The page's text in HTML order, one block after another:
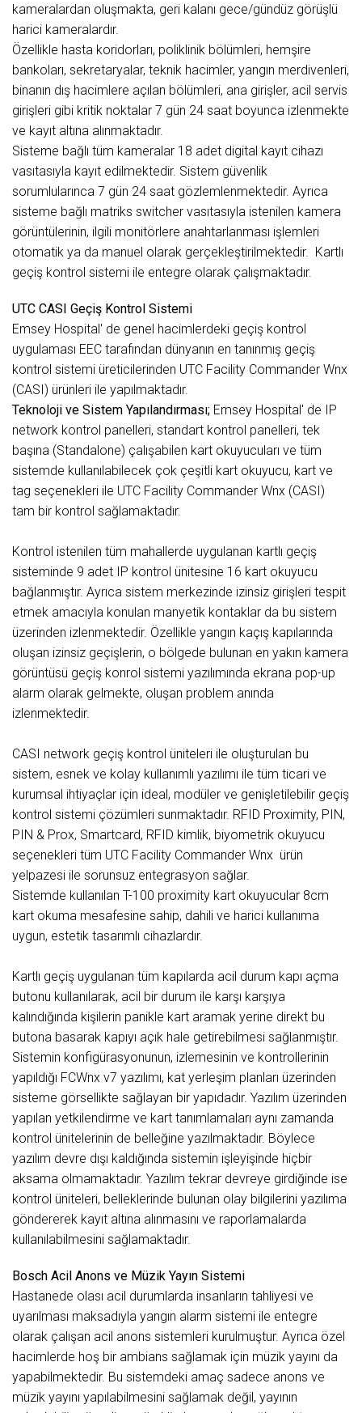
kameralardan oluşmakta, geri kalanı gece/gündüz görüşlü
harici kameralardır.
Özellikle hasta koridorları, poliklinik bölümleri, hemşire
bankoları, sekretaryalar, teknik hacimler, yangın merdivenleri,
binanın dış hacimlere açılan bölümleri, ana girişler, acil servis
girişleri gibi kritik noktalar 7 gün 24 saat boyunca izlenmekte
ve kayıt altına alınmaktadır.
Sisteme bağlı tüm kameralar 18 adet digital kayıt cihazı
vasıtasıyla kayıt edilmektedir. Sistem güvenlik
sorumlularınca 7 gün 24 saat gözlemlenmektedir. Ayrıca
sisteme bağlı matriks switcher vasıtasıyla istenilen kamera
görüntülerinin, ilgili monitörlere anahtarlanması işlemleri
otomatik ya da manuel olarak gerçekleştirilmektedir. Kartlı
geçiş kontrol sistemi ile entegre olarak çalışmaktadır.
UTC CASI Geçiş Kontrol Sistemi
Emsey Hospital' de genel hacimlerdeki geçiş kontrol
uygulaması EEC tarafından dünyanın en tanınmış geçiş
kontrol sistemi üreticilerinden UTC Facility Commander Wnx
(CASI) ürünleri ile yapılmaktadır.
Teknoloji ve Sistem Yapılandırması; Emsey Hospital' de IP
network kontrol panelleri, standart kontrol panelleri, tek
başına (Standalone) çalışabilen kart okuyucuları ve tüm
sistemde kullanılabilecek çok çeşitli kart okuyucu, kart ve
tag seçenekleri ile UTC Facility Commander Wnx (CASI)
tam bir kontrol sağlamaktadır.
Kontrol istenilen tüm mahallerde uygulanan kartlı geçiş
sisteminde 9 adet IP kontrol ünitesine 16 kart okuyucu
bağlanmıştır. Ayrıca sistem merkezinde izinsiz girişleri tespit
etmek amacıyla konulan manyetik kontaklar da bu sistem
üzerinden izlenmektedir. Özellikle yangın kaçış kapılarında
oluşan izinsiz geçişlerin, o bölgede bulunan en yakın kamera
görüntüsü geçiş konrol sistemi yazılımında ekrana pop-up
alarm olarak gelmekte, oluşan problem anında
izlenmektedir.
CASI network geçiş kontrol üniteleri ile oluşturulan bu
sistem, esnek ve kolay kullanımlı yazılımı ile tüm ticari ve
kurumsal ihtiyaçlar için ideal, modüler ve genişletilebilir geçiş
kontrol sistemi çözümleri sunmaktadır. RFID Proximity, PIN,
PIN & Prox, Smartcard, RFID kimlik, biyometrik okuyucu
seçenekleri tüm UTC Facility Commander Wnx ürün
yelpazesi ile sorunsuz entegrasyon sağlar.
Sistemde kullanılan T-100 proximity kart okuyucular 8cm
kart okuma mesafesine sahip, dahili ve harici kullanıma
uygun, estetik tasarımlı cihazlardır.
Kartlı geçiş uygulanan tüm kapılarda acil durum kapı açma
butonu kullanılarak, acil bir durum ile karşı karşıya
kalındığında kişilerin panikle kart aramak yerine direkt bu
butona basarak kapıyı açık hale getirebilmesi sağlanmıştır.
Sistemin konfigürasyonunun, izlemesinin ve kontrollerinin
yapıldığı FCWnx v7 yazılımı, kat yerleşim planları üzerinden
sisteme görsellikte sağlayan bir yapıdadır. Yazılım üzerinden
yapılan yetkilendirme ve kart tanımlamaları aynı zamanda
kontrol ünitelerinin de belleğine yazılmaktadır. Böylece
yazılım devre dışı kaldığında sistemin işleyişinde hiçbir
aksama olmamaktadır. Yazılım tekrar devreye girdiğinde ise
kontrol üniteleri, belleklerinde bulunan olay bilgilerini yazılıma
göndererek kayıt altına alınmasını ve raporlamalarda
kullanılabilmesini sağlamaktadır.
Bosch Acil Anons ve Müzik Yayın Sistemi
Hastanede olası acil durumlarda insanların tahliyesi ve
uyarılması maksadıyla yangın alarm sistemi ile entegre
olarak çalışan acil anons sistemleri kurulmuştur. Ayrıca özel
hacimlerde hoş bir ambians sağlamak için müzik yayını da
yapabilmektedir. Bu sistemdeki amaç sadece anons ve
müzik yayını yapılabilmesini sağlamak değil, yayının